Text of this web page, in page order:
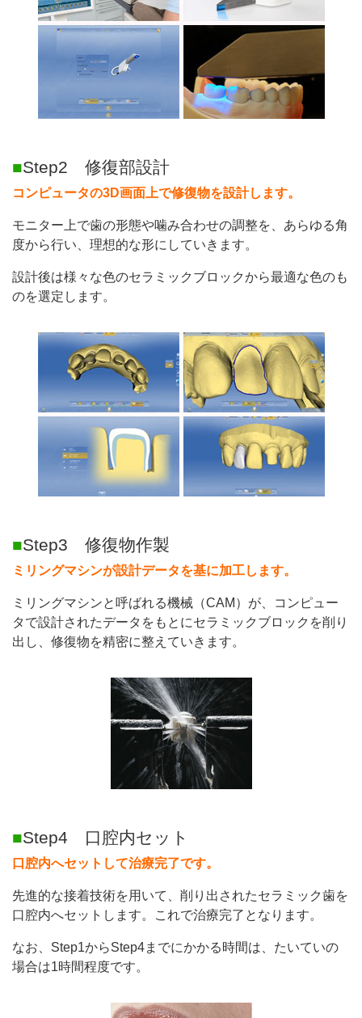
■Step2 修復部設計
コンピュータの3D画面上で修復物を設計します。
モニター上で歯の形態や噛み合わせの調整を、あらゆる角
度から行い、理想的な形にしていきます。
設計後は様々な色のセラミックブロックから最適な色のも
のを選定します。
■Step3 修復物作製
ミリングマシンが設計データを基に加工します。
ミリングマシンと呼ばれる機械（CAM）が、コンピュー
タで設計されたデータをもとにセラミックブロックを削り
出し、修復物を精密に整えていきます。
■Step4 口腔内セット
口腔内へセットして治療完了です。
先進的な接着技術を用いて、削り出されたセラミック歯を
口腔内へセットします。これで治療完了となります。
なお、Step1からStep4までにかかる時間は、たいていの
場合は1時間程度です。